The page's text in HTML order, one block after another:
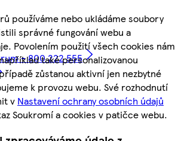
používáme nebo ukládáme soubory
správné fungování webu a
Povolením použití všech cookies nám
také personalizovanou
zůstanou aktivní jen nezbytné
k provozu webu. Své rozhodnutí
v Nastavení ochrany osobních údajů
Soukromí a cookies v patičce webu.
- 800 222 555